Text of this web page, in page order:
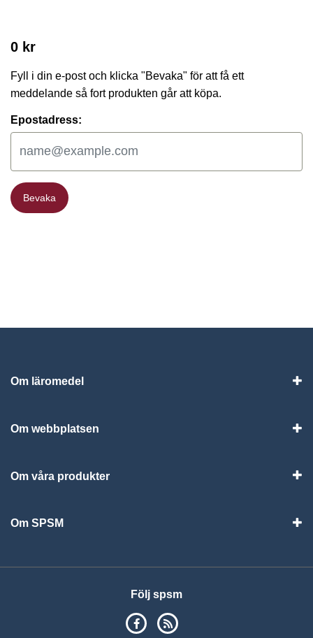
0 kr
Fyll i din e-post och klicka "Bevaka" för att få ett
meddelande så fort produkten går att köpa.
Epostadress:
Bevaka
Bevaka
Om läromedel
Om webbplatsen
Om våra produkter
Om SPSM
Följ spsm
SPSM på Facebook